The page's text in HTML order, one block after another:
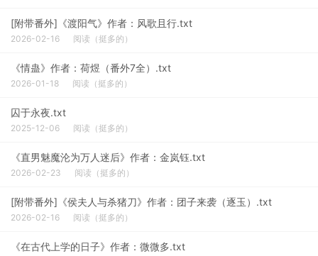
[附带番外]《渡阳气》作者：风歌且行.txt
2026-02-16 阅读（挺多的）
《情蛊》作者：荷煜（番外7全）.txt
2026-01-18 阅读（挺多的）
囚于永夜.txt
2025-12-06 阅读（挺多的）
《直男魅魔沦为万人迷后》作者：金岚钰.txt
2026-02-23 阅读（挺多的）
[附带番外]《侯夫人与杀猪刀》作者：团子来袭（逐玉）.txt
2026-02-16 阅读（挺多的）
《在古代上学的日子》作者：微微多.txt